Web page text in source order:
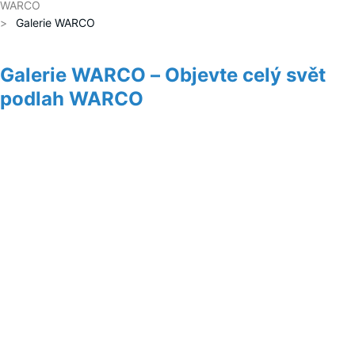
WARCO
Galerie WARCO
Galerie WARCO – Objevte celý svět
podlah WARCO